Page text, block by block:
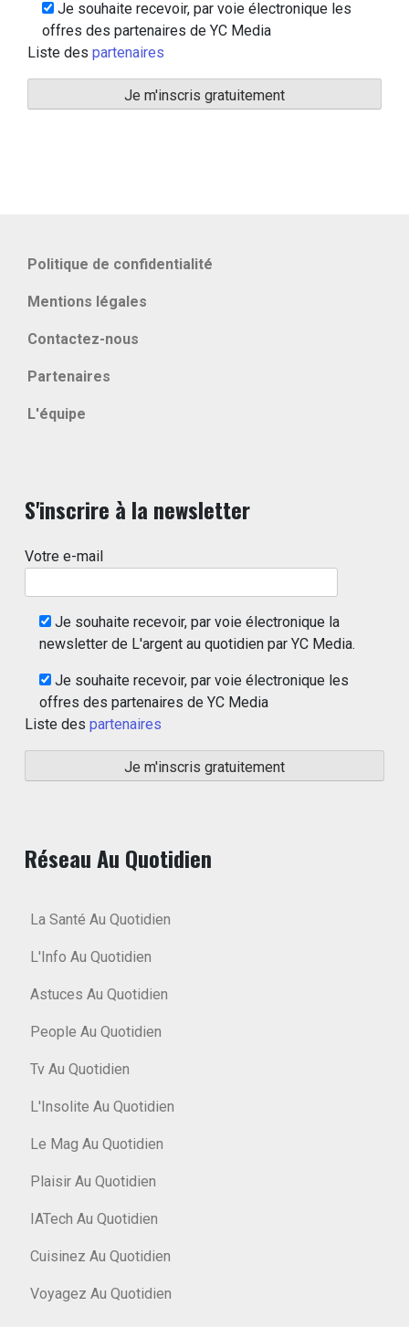
Je souhaite recevoir, par voie électronique les
offres des partenaires de YC Media
Liste des partenaires
Politique de confidentialité
Mentions légales
Contactez-nous
Partenaires
L'équipe
S'inscrire à la newsletter
Votre e-mail
Je souhaite recevoir, par voie électronique la
newsletter de L'argent au quotidien par YC Media.
Je souhaite recevoir, par voie électronique les
offres des partenaires de YC Media
Liste des partenaires
Réseau Au Quotidien
La Santé Au Quotidien
L'Info Au Quotidien
Astuces Au Quotidien
People Au Quotidien
Tv Au Quotidien
L'Insolite Au Quotidien
Le Mag Au Quotidien
Plaisir Au Quotidien
IATech Au Quotidien
Cuisinez Au Quotidien
Voyagez Au Quotidien